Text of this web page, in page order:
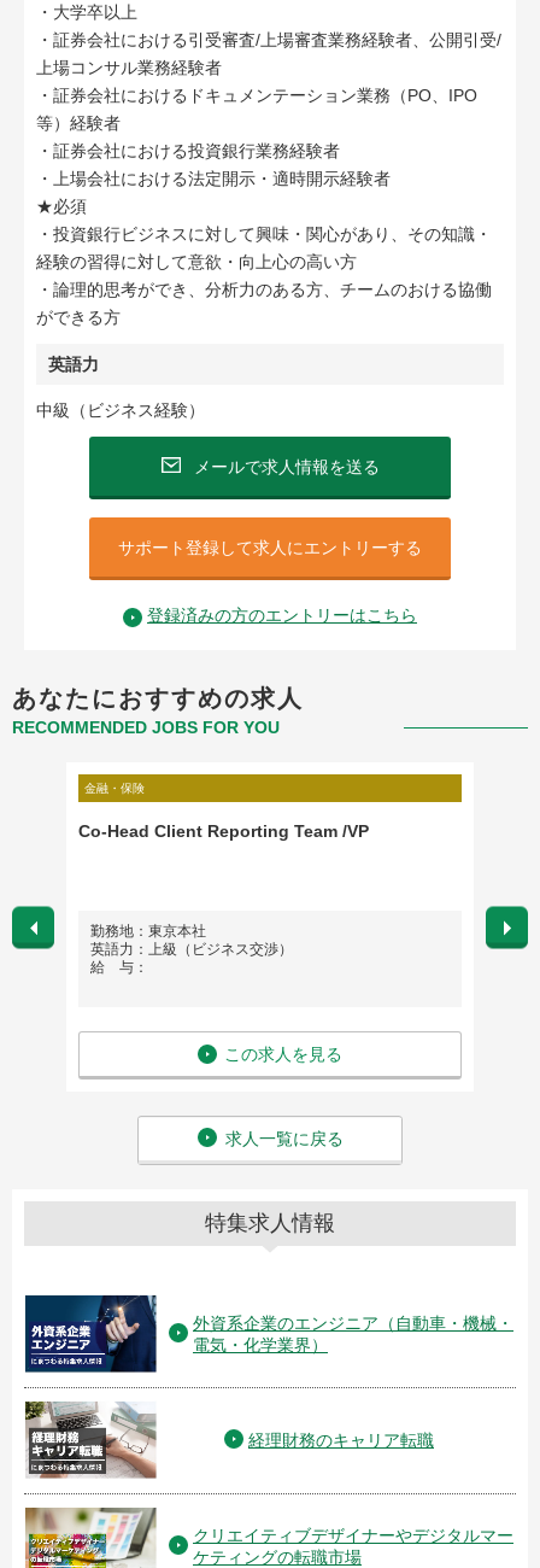
・大学卒以上
・証券会社における引受審査/上場審査業務経験者、公開引受/
上場コンサル業務経験者
・証券会社におけるドキュメンテーション業務（PO、IPO
等）経験者
・証券会社における投資銀行業務経験者
・上場会社における法定開示・適時開示経験者
★必須
・投資銀行ビジネスに対して興味・関心があり、その知識・
経験の習得に対して意欲・向上心の高い方
・論理的思考ができ、分析力のある方、チームのおける協働
ができる方
英語力
中級（ビジネス経験）
メールで求人情報を送る
サポート登録して求人にエントリーする
登録済みの方のエントリーはこちら
あなたにおすすめの求人
RECOMMENDED JOBS FOR YOU
金融・保険
Co-Head Client Reporting Team /VP
勤務地：東京本社
英語力：上級（ビジネス交渉）
給 与：
この求人を見る
勤務
英語
求人一覧に戻る
特集求人情報
外資系企業のエンジニア（自動車・機械・
電気・化学業界）
経理財務のキャリア転職
クリエイティブデザイナーやデジタルマー
ケティングの転職市場